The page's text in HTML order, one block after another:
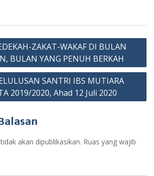
ZAKAT-WAKAF DI BULAN
BULAN YANG PENUH BERKAH
SANTRI IBS MUTIARA
2019/2020, Ahad 12 Juli 2020
akan dipublikasikan. Ruas yang wajib